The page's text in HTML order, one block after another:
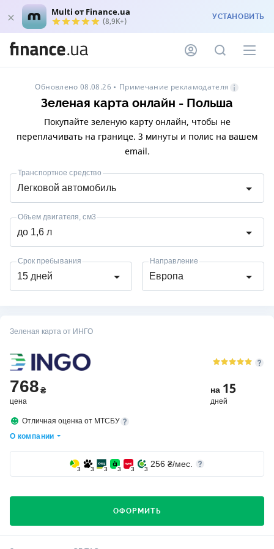
Multi от Finance.ua
(8,9K+) УСТАНОВИТЬ
Обновлено 08.08.26 Примечание рекламодателя
Зеленая карта онлайн - Польша
Покупайте зеленую карту онлайн, чтобы не
переплачивать на границе. 3 минуты и полис на вашем
email.
Легковой автомобиль
Транспортное средство
до 1,6 л
Объем двигателя, см3
15 дней
Срок пребывания
Европа
Направление
Зеленая карта от ИНГО
768₴
цена
на 15
дней
Отличная оценка от МТСБУ
О компании
3 3 3 3 3 3
256 ₴/мес.
ОФОРМИТЬ
Кто выбирает страховую компанию ИНГО?